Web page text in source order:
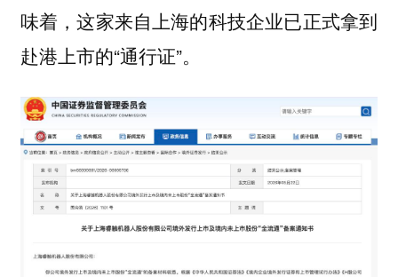
味着，这家来自上海的科技企业已正式拿到
赴港上市的“通行证”。